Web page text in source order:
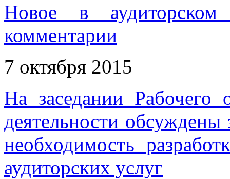
Новое в аудиторском
комментарии
7 октября 2015
На заседании Рабочего
деятельности
необходимость
аудиторских услуг